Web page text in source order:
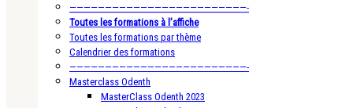
—————————————————————————-
Toutes les formations à l’affiche
Toutes les formations par thème
Calendrier des formations
—————————————————————————-
Masterclass Odenth
MasterClass Odenth 2023